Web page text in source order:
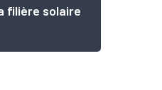
filière solaire